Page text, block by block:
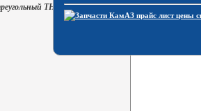
ТН-109